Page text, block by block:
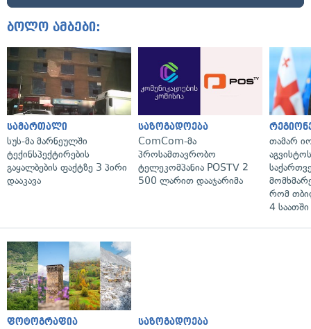
ბოლო ამბები:
სამართალი
სუს-მა მარნეულში
ტექინსპექტირების
გაყალბების ფაქტზე 3 პირი
დააკავა
საზოგადოება
ComCom-მა
პროსამთავრობო
ტელეკომპანია POSTV 2
500 ლარით დააჯარიმა
თამარ
რომ
4
ფოტოგრაფია საზოგადოება